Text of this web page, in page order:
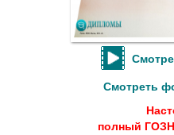
Смотреть
полный